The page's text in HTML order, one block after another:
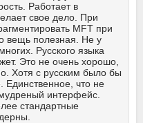
Работает в
свое дело. При
MFT при
вещь полезная. Не у
Русского языка
Это не очень хорошо,
Хотя с русским было бы
Единственное, что не
интерфейс.
стандартные